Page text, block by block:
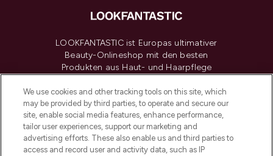
LOOKFANTASTIC ist Europas ultimativer
Beauty-Onlineshop mit den besten
Produkten aus Haut- und Haarpflege
renommierten Marken. Shoppe online
oder über die App mit kostenloser
Lieferung ab einem Einkaufswert von 30€.
Cookie-Einwilligung
We use cookies and other tracking tools on this site, which
may be provided by third parties, to operate and secure our
site, enable social media features, enhance performance,
tailor user experiences, support our marketing and
advertising efforts. These also enable us and third parties to
access and record user and activity data, such as IP